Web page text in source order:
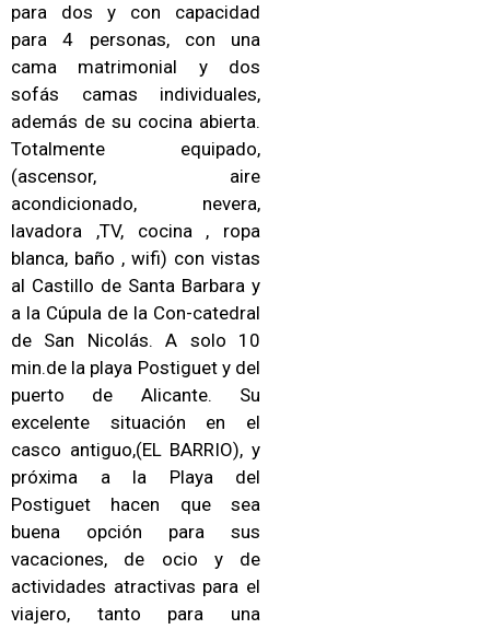
para dos y con capacidad
para 4 personas, con una
cama matrimonial y dos
sofás camas individuales,
además de su cocina abierta.
Totalmente equipado,
(ascensor, aire
acondicionado, nevera,
lavadora ,TV, cocina , ropa
blanca, baño , wifi) con vistas
al Castillo de Santa Barbara y
a la Cúpula de la Con-catedral
de San Nicolás. A solo 10
min.de la playa Postiguet y del
puerto de Alicante. Su
excelente situación en el
casco antiguo,(EL BARRIO), y
próxima a la Playa del
Postiguet hacen que sea
buena opción para sus
vacaciones, de ocio y de
actividades atractivas para el
viajero, tanto para una